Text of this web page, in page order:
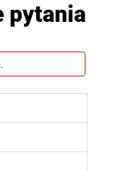
pytania